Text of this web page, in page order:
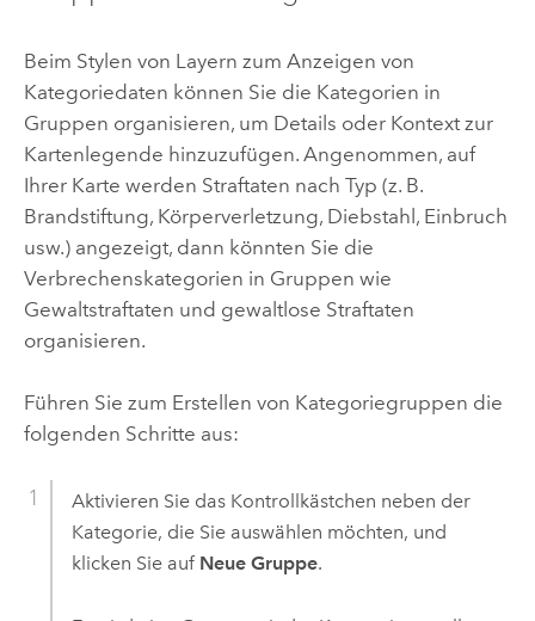
Beim Stylen von Layern zum Anzeigen von
Kategoriedaten können Sie die Kategorien in
Gruppen organisieren, um Details oder Kontext zur
Kartenlegende hinzuzufügen. Angenommen, auf
Ihrer Karte werden Straftaten nach Typ (z. B.
Brandstiftung, Körperverletzung, Diebstahl, Einbruch
usw.) angezeigt, dann könnten Sie die
Verbrechenskategorien in Gruppen wie
Gewaltstraftaten und gewaltlose Straftaten
organisieren.
Führen Sie zum Erstellen von Kategoriegruppen die
folgenden Schritte aus:
Aktivieren Sie das Kontrollkästchen neben der
Kategorie, die Sie auswählen möchten, und
klicken Sie auf Neue Gruppe.